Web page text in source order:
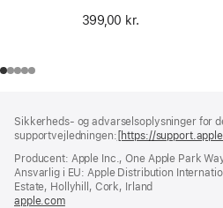
399,00 kr.
Sikkerheds- og advarselsoplysninger for
supportvejledningen: [https://
Producent: Apple Inc., One Apple Park
Ansvarlig i EU: Apple Distribution
Estate, Hollyhill, Cork, Irland
apple.com(åbner